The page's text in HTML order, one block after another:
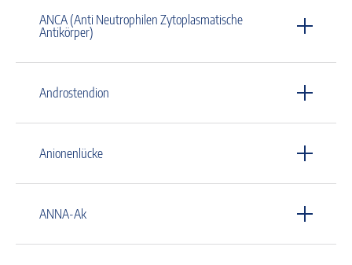
ANCA (Anti Neutrophilen Zytoplasmatische
Antikörper)
Androstendion
Anionenlücke
ANNA-Ak